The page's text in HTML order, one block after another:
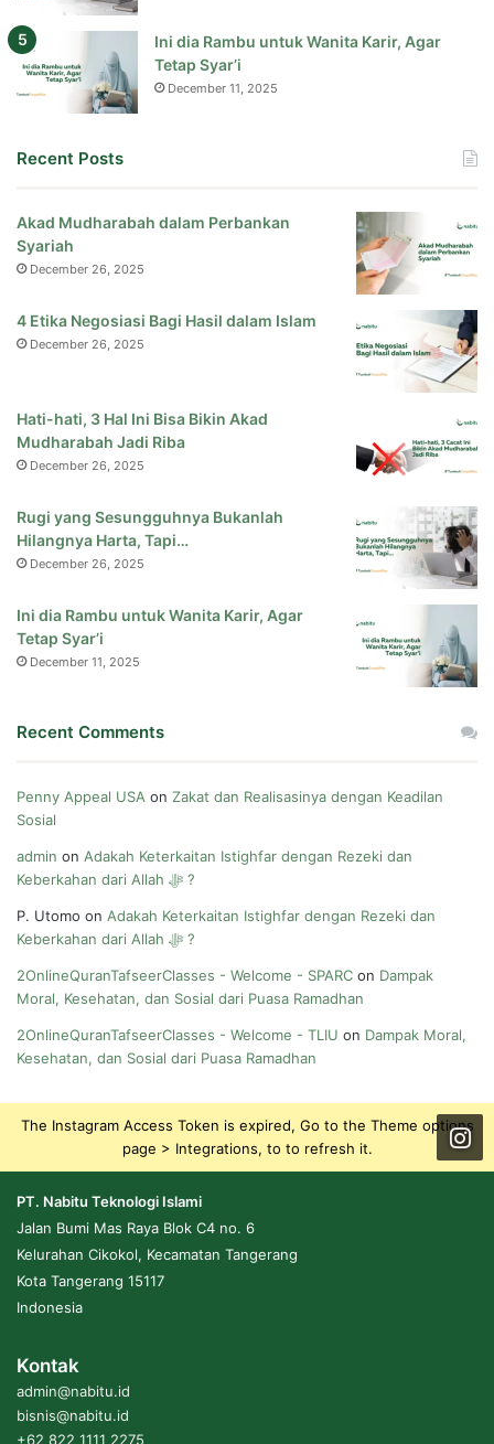
Ini dia Rambu untuk Wanita Karir, Agar
Tetap Syar’i
December 11, 2025
Recent Posts
Akad Mudharabah dalam Perbankan
Syariah
December 26, 2025
4 Etika Negosiasi Bagi Hasil dalam Islam
December 26, 2025
Hati-hati, 3 Hal Ini Bisa Bikin Akad
Mudharabah Jadi Riba
December 26, 2025
Rugi yang Sesungguhnya Bukanlah
Hilangnya Harta, Tapi…
December 26, 2025
Ini dia Rambu untuk Wanita Karir, Agar
Tetap Syar’i
December 11, 2025
Recent Comments
Penny Appeal USA on Zakat dan Realisasinya dengan Keadilan
Sosial
admin on Adakah Keterkaitan Istighfar dengan Rezeki dan
Keberkahan dari Allah ﷻ ?
P. Utomo on Adakah Keterkaitan Istighfar dengan Rezeki dan
Keberkahan dari Allah ﷻ ?
2OnlineQuranTafseerClasses - Welcome - SPARC on Dampak
Moral, Kesehatan, dan Sosial dari Puasa Ramadhan
2OnlineQuranTafseerClasses - Welcome - TLIU on Dampak Moral,
Kesehatan, dan Sosial dari Puasa Ramadhan
The Instagram Access Token is expired, Go to the Theme options
page > Integrations, to to refresh it.
PT. Nabitu Teknologi Islami
Jalan Bumi Mas Raya Blok C4 no. 6
Kelurahan Cikokol, Kecamatan Tangerang
Kota Tangerang 15117
Indonesia
Kontak
admin@nabitu.id
bisnis@nabitu.id
+62 822 1111 2275